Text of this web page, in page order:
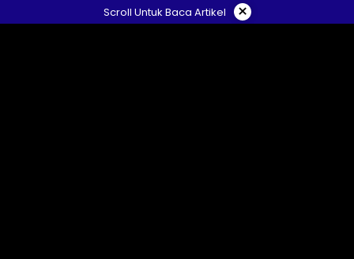
ke
Scroll Untuk Baca Artikel ×